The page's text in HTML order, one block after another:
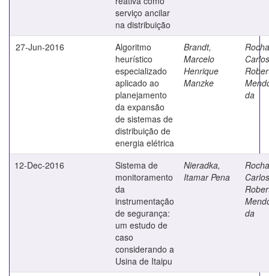
serviço ancilar
na distribuição
27-Jun-2016
Algoritmo
heurístico
especializado
aplicado ao
planejamento
da expansão
de sistemas de
distribuição de
energia elétrica
Brandt,
Marcelo
Henrique
Manzke
Carlos
da
12-Dec-2016
Sistema de
monitoramento
da
instrumentação
de segurança:
um estudo de
caso
considerando a
Usina de Itaipu
Nieradka,
Itamar Pena
Carlos
da